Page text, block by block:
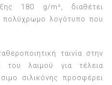
180 g/m², διαθέτει
πολύχρωμο λογότυπο που
ταινία στην
λαιμού για τέλεια
σιλικόνης προσφέρει